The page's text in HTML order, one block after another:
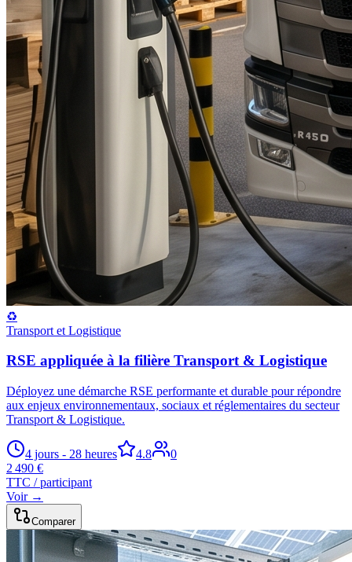
♻️
Transport et Logistique
RSE appliquée à la filière Transport & Logistique
Déployez une démarche RSE performante et durable pour répondre
aux enjeux environnementaux, sociaux et réglementaires du secteur
Transport & Logistique.
4 jours - 28 heures 4.8
0
2 490 €
TTC / participant
Voir →
Comparer